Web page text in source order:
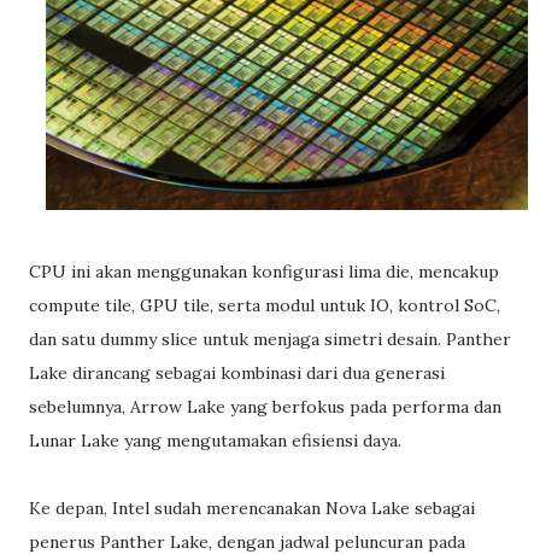
CPU ini akan menggunakan konfigurasi lima die, mencakup
compute tile, GPU tile, serta modul untuk IO, kontrol SoC,
dan satu dummy slice untuk menjaga simetri desain. Panther
Lake dirancang sebagai kombinasi dari dua generasi
sebelumnya, Arrow Lake yang berfokus pada performa dan
Lunar Lake yang mengutamakan efisiensi daya.
Ke depan, Intel sudah merencanakan Nova Lake sebagai
penerus Panther Lake, dengan jadwal peluncuran pada